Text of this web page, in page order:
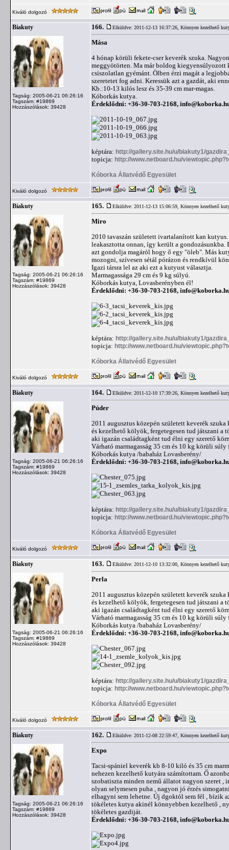
Kiváló dolgozó
Biakuty
Tagság: 2005-06-21 06:26:16
Tagszám: #19869
Hozzászólások: 39428
166. Elküldve: 2011-12-13 16:37:26, Könnyen kezelhető
Mása
4 hónap körüli fekete-cser keverék szuka.
meggyötörten. Ma már boldog
csiszolatlan gyémánt. Ölben érzi magát a
szeretetet fog adni. Keressük azt a gazdát, aki
Kb.:10-13 kilós lesz és 35-39 cm mar-magas.
Kóborkás kutya.
Érdeklődni: +36-30-703-2168,
képtára: http://gallery.site.hu/u/biakuty1/
topicja: http://www.netboard.hu/
Kóborka Állatvédő Egyesület
Kiváló dolgozó
Biakuty
Tagság: 2005-06-21 06:26:16
Tagszám: #19869
Hozzászólások: 39428
165. Elküldve: 2011-12-13 15:06:59, Könnyen kezelhető
Miro
2010 tavaszán született ivartalanított kan
leakasztotta onnan, így került a gondozásunkba.
azt gondolja magáról hogy ő egy "öleb". Más
mozogni, szívesen sétál pórázon és rendkívül
Igazi társra lel az aki ezt a kutyust választja.
Marmagassága 29 cm és 9 kg súlyú.
Kóborkás kutya, Lovasberényben él!
Érdeklődni: +36-30-703-2168,
képtára: http://gallery.site.hu/u/biakuty1/
topicja: http://www.netboard.hu/
Kóborka Állatvédő Egyesület
Kiváló dolgozó
Biakuty
Tagság: 2005-06-21 06:26:16
Tagszám: #19869
Hozzászólások: 39428
164. Elküldve: 2011-12-10 17:39:26, Könnyen kezelhető
Púder
2011 augusztus közepén született keverék
és kezelhető kölyök, fergetegesen tud játszani a
aki igazán családtagként tud élni egy szerető
Várható marmagasság 35 cm és 10 kg körüli
Kóborkás kutya /babaház Lovasberény/
Érdeklődni: +36-30-703-2168,
képtára: http://gallery.site.hu/u/biakuty1/
topicja: http://www.netboard.hu/
Kóborka Állatvédő Egyesület
Kiváló dolgozó
Biakuty
Tagság: 2005-06-21 06:26:16
Tagszám: #19869
Hozzászólások: 39428
163. Elküldve: 2011-12-10 13:32:00, Könnyen kezelhető
Perla
2011 augusztus közepén született keverék
és kezelhető kölyök, fergetegesen tud játszani a
aki igazán családtagként tud élni egy szerető
Várható marmagasság 35 cm és 10 kg körüli
Kóborkás kutya /babaház Lovasberény/
Érdeklődni: +36-30-703-2168,
képtára: http://gallery.site.hu/u/biakuty1/
topicja: http://www.netboard.hu/
Kóborka Állatvédő Egyesület
Kiváló dolgozó
Biakuty
Tagság: 2005-06-21 06:26:16
Tagszám: #19869
Hozzászólások: 39428
162. Elküldve: 2011-12-08 22:59:47, Könnyen kezelhető
Expo
Tacsi-spániel keverék kb 8-10 kiló és 35 cm
nehezen kezelhető kutyára számítottam. Ő
szobatiszta minden nemű állatot nagyon szeret ,
olyan selymesen puha , nagyon jó érzés
elhagyni sem lehetne. Új dgoktól sem fél , bízik
tökéletes kutya akinél könnyebben kezelhető ,
tökéletes gazdiját.
Érdeklődni: +36-30-703-2168,